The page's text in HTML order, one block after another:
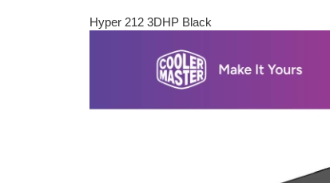
Hyper 212 3DHP Black